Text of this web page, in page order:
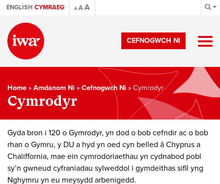
ENGLISH CYMRAEG A AA
CEFNOGWCH NI
Home » Amdanom Ni » Cefnogwch Ni » Cymrodyr
Cymrodyr
Gyda bron i 120 o Gymrodyr, yn dod o bob cefndir ac o bob
rhan o Gymru, y DU a hyd yn oed cyn belled â Chyprus a
Chaliffornia, mae ein cymrodoriaethau yn cydnabod pobl
sy’n gwneud cyfraniadau sylweddol i gymdeithas sifil yng
Nghymru yn eu meysydd arbenigedd.